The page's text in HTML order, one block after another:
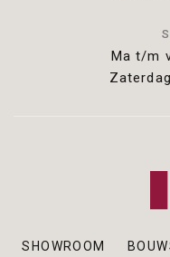
Ma t/m
SHOWROOM